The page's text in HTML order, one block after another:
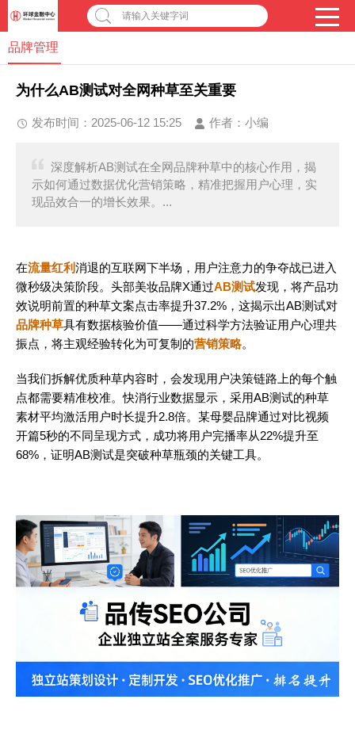
请输入关键字词
品牌管理
为什么AB测试对全网种草至关重要
发布时间：2025-06-12 15:25 作者： 小编
深度解析AB测试在全网品牌种草中的核心作用，揭
示如何通过数据优化营销策略，精准把握用户心理，实
现品效合一的增长效果。...
在流量红利消退的互联网下半场，用户注意力的争夺战已进入
微秒级决策阶段。头部美妆品牌X通过AB测试发现，将产品功
效说明前置的种草文案点击率提升37.2%，这揭示出AB测试对
品牌种草具有数据核验价值——通过科学方法验证用户心理共
振点，将主观经验转化为可复制的营销策略。
当我们拆解优质种草内容时，会发现用户决策链路上的每个触
点都需要精准校准。快消行业数据显示，采用AB测试的种草
素材平均激活用户时长提升2.8倍。某母婴品牌通过对比视频
开篇5秒的不同呈现方式，成功将用户完播率从22%提升至
68%，证明AB测试是突破种草瓶颈的关键工具。